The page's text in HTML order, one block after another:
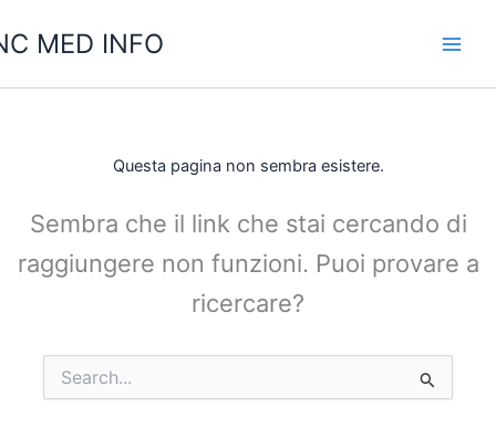
al
MED INFO
Questa pagina non sembra esistere.
Sembra che il link che stai cercando di
raggiungere non funzioni. Puoi provare a
ricercare?
Cerca: